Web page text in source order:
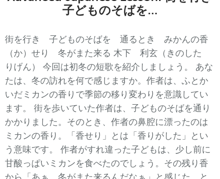
子どものそばを…
街を行き 子どものそばを 通るとき みかんの香
（か）せり 冬がまた来る 木下 利玄（きのした
りげん） 今回は初冬の短歌を紹介しましょう。 あな
たは、冬の訪れを何で感じますか。作者は、ふとか
いだミカンの香りで季節の移り変わりを意識してい
ます。 街を歩いていた作者は、子どものそばを通り
かかりました。そのとき、作者の鼻腔に漂ったのは
ミカンの香り。「香せり」とは「香りがした」とい
う意味です。 作者がすれ違った子どもは、少し前に
甘酸っぱいミカンを食べたのでしょう。その残り香
から「あぁ、冬がまた来るんだなぁ」と感じた、と